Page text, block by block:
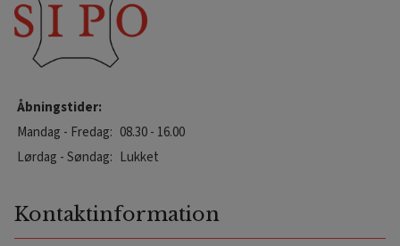
Åbningstider:
Mandag - Fredag: 08.30 - 16.00
Lørdag - Søndag: Lukket
Kontaktinformation